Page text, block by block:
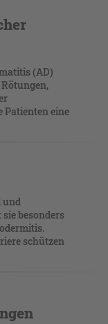
(AD)
Patienten eine
und
besonders
schützen